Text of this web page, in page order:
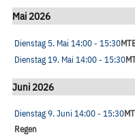
Mai 2026
Dienstag 5. Mai 14:00- 15:30
Dienstag 19. Mai 14:00- 15:30
Juni 2026
Dienstag 9. Juni 14:00- 15:30
Regen